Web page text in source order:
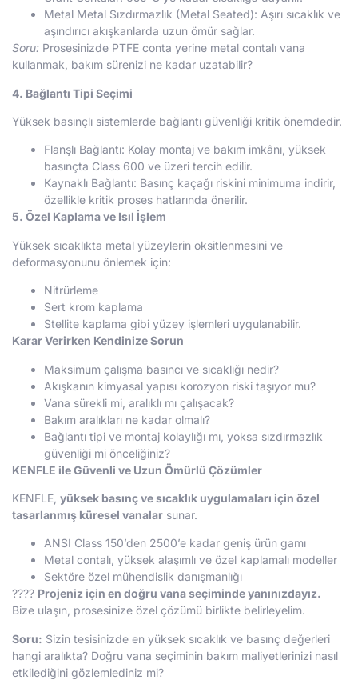
Metal Metal Sızdırmazlık (Metal Seated): Aşırı sıcaklık ve
aşındırıcı akışkanlarda uzun ömür sağlar.
Soru: Prosesinizde PTFE conta yerine metal contalı vana
kullanmak, bakım sürenizi ne kadar uzatabilir?
4. Bağlantı Tipi Seçimi
Yüksek basınçlı sistemlerde bağlantı güvenliği kritik önemdedir.
Flanşlı Bağlantı: Kolay montaj ve bakım imkânı, yüksek
basınçta Class 600 ve üzeri tercih edilir.
Kaynaklı Bağlantı: Basınç kaçağı riskini minimuma indirir,
özellikle kritik proses hatlarında önerilir.
5. Özel Kaplama ve Isıl İşlem
Yüksek sıcaklıkta metal yüzeylerin oksitlenmesini ve
deformasyonunu önlemek için:
Nitrürleme
Sert krom kaplama
Stellite kaplama gibi yüzey işlemleri uygulanabilir.
Karar Verirken Kendinize Sorun
Maksimum çalışma basıncı ve sıcaklığı nedir?
Akışkanın kimyasal yapısı korozyon riski taşıyor mu?
Vana sürekli mi, aralıklı mı çalışacak?
Bakım aralıkları ne kadar olmalı?
Bağlantı tipi ve montaj kolaylığı mı, yoksa sızdırmazlık
güvenliği mi önceliğiniz?
KENFLE ile Güvenli ve Uzun Ömürlü Çözümler
KENFLE, yüksek basınç ve sıcaklık uygulamaları için özel
tasarlanmış küresel vanalar sunar.
ANSI Class 150’den 2500’e kadar geniş ürün gamı
Metal contalı, yüksek alaşımlı ve özel kaplamalı modeller
Sektöre özel mühendislik danışmanlığı
???? Projeniz için en doğru vana seçiminde yanınızdayız.
Bize ulaşın, prosesinize özel çözümü birlikte belirleyelim.
Soru: Sizin tesisinizde en yüksek sıcaklık ve basınç değerleri
hangi aralıkta? Doğru vana seçiminin bakım maliyetlerinizi nasıl
etkilediğini gözlemlediniz mi?